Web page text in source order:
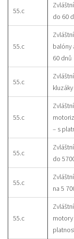
55.c
do 60
55.c
balóny
60 dnů
55.c
55.c
– s
55.c
do
55.c
na 5
55.c
motory